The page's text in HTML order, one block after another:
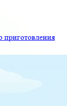
приготовления